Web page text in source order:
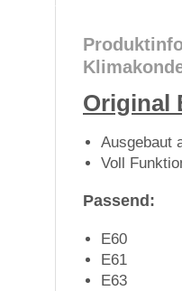
Original
Ausgebaut
Voll
Passend:
E60
E61
E63